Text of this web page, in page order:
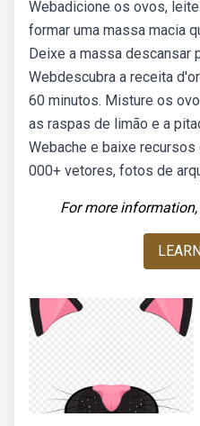
Webadicione os ovos,
formar uma massa macia
Deixe a massa descansar
Webdescubra a receita
60 minutos. Misture os
as raspas de limão e a
Webache e baixe recursos
000+ vetores, fotos de
For more